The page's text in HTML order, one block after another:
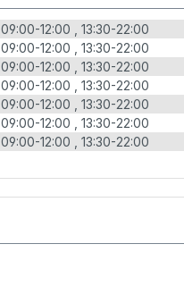
09:00-12:00
13:30-22:00
09:00-12:00
13:30-22:00
09:00-12:00
13:30-22:00
09:00-12:00
13:30-22:00
09:00-12:00
13:30-22:00
09:00-12:00
13:30-22:00
09:00-12:00 13:30-22:00